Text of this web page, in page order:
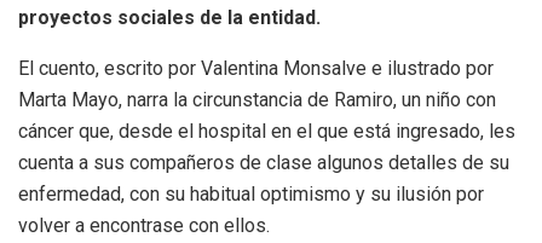
proyectos sociales de la entidad.
El cuento, escrito por Valentina Monsalve e ilustrado por
Marta Mayo, narra la circunstancia de Ramiro, un niño con
cáncer que, desde el hospital en el que está ingresado, les
cuenta a sus compañeros de clase algunos detalles de su
enfermedad, con su habitual optimismo y su ilusión por
volver a encontrase con ellos.